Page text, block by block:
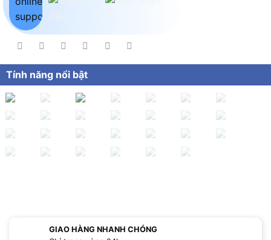
Tính năng nổi bật
GIAO HÀNG NHANH CHÓNG